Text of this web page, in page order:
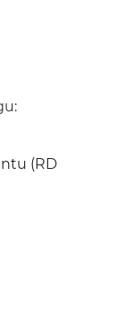
(RD